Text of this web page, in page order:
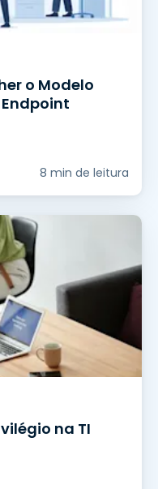
o Modelo
8 min de leitura
na TI